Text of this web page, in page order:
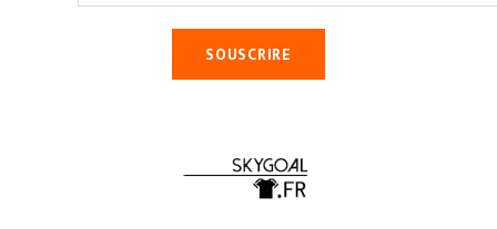
SOUSCRIRE